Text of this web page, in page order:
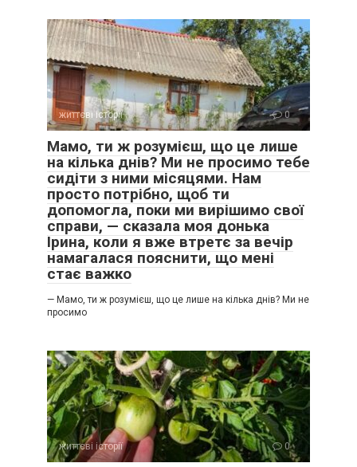
життєві історії 0
Мамо, ти ж розумієш, що це лише
на кілька днів? Ми не просимо тебе
сидіти з ними місяцями. Нам
просто потрібно, щоб ти
допомогла, поки ми вирішимо свої
справи, — сказала моя донька
Ірина, коли я вже втретє за вечір
намагалася пояснити, що мені
стає важко
— Мамо, ти ж розумієш, що це лише на кілька днів? Ми не
просимо
життєві історії 0